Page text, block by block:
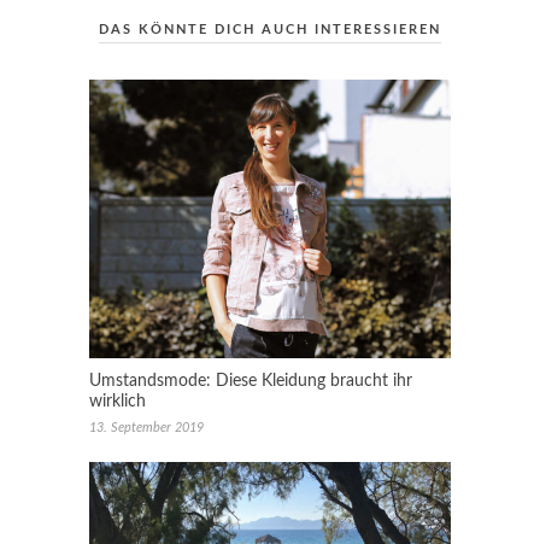
DAS KÖNNTE DICH AUCH INTERESSIEREN
Umstandsmode: Diese Kleidung braucht ihr
wirklich
13. September 2019